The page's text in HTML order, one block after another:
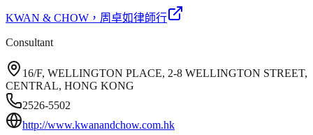
KWAN & CHOW ，周卓如律師行
Consultant
16/F, WELLINGTON PLACE, 2-8 WELLINGTON STREET,
CENTRAL, HONG KONG
2526-5502
http://www.kwanandchow.com.hk